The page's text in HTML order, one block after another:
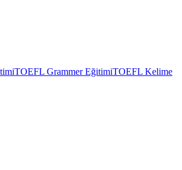
TOEFL Grammer EğitimiTOEFL Kelime